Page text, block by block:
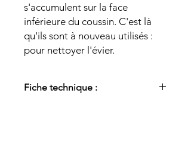
s'accumulent sur la face
inférieure du coussin. C'est là
qu'ils sont à nouveau utilisés :
pour nettoyer l'évier.
Fiche technique :